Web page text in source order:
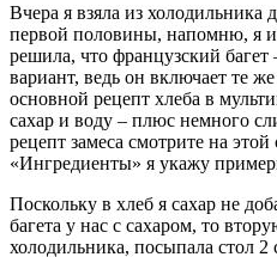
Вчера я взяла из холодильника
первой половины, напомню, я
решила, что французский
вариант, ведь он включает те
основной рецепт хлеба в
сахар и воду – плюс немного
рецепт замеса смотрите на этой
«Ингредиенты» я укажу
Поскольку в хлеб я сахар не
багета у нас с сахаром, то
холодильника, посыпала стол